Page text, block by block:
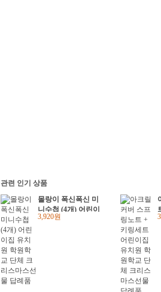
관련 인기 상품
몰랑이 폭신폭신 미
니수첩 (4개) 어린이
집 유치원 학원학교
3,920원